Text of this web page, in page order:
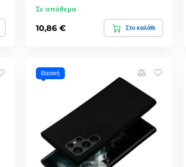
Σε απόθεμα
10,86 € Στο καλάθι
Βασική